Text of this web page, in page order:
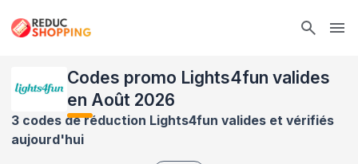
Codes promo Lights4fun valides
en Août 2026
3 codes de réduction Lights4fun valides et vérifiés
aujourd'hui